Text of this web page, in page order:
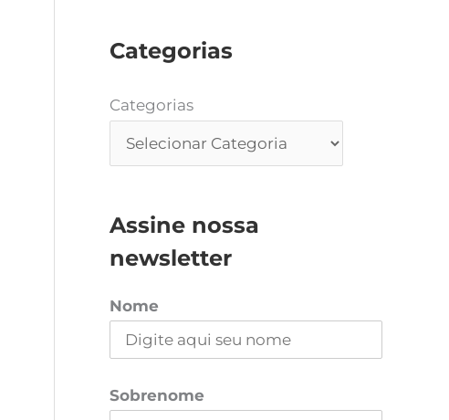
Categorias
Categorias
Assine nossa
newsletter
Nome
Sobrenome